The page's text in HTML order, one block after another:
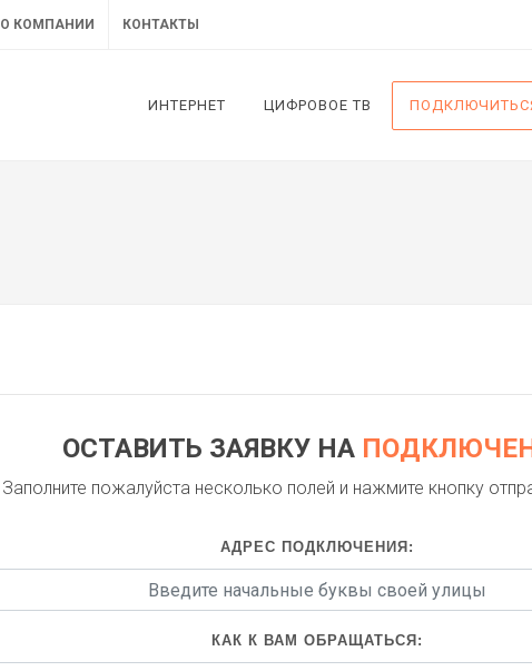
О КОМПАНИИ КОНТАКТЫ
ИНТЕРНЕТ
ЦИФРОВОЕ ТВ
ОСТАВИТЬ ЗАЯВКУ НА
Заполните пожалуйста несколько полей и нажмите кнопку
АДРЕС ПОДКЛЮЧЕНИЯ:
КАК К ВАМ ОБРАЩАТЬСЯ: